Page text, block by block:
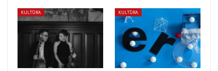
KULTŪRA KULTŪRA